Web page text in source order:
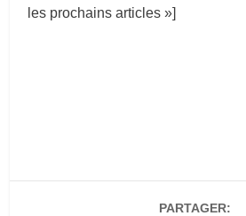
les prochains articles »]
PARTAGER: